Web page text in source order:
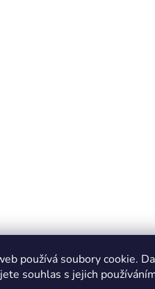
používá soubory cookie.
souhlas s jejich